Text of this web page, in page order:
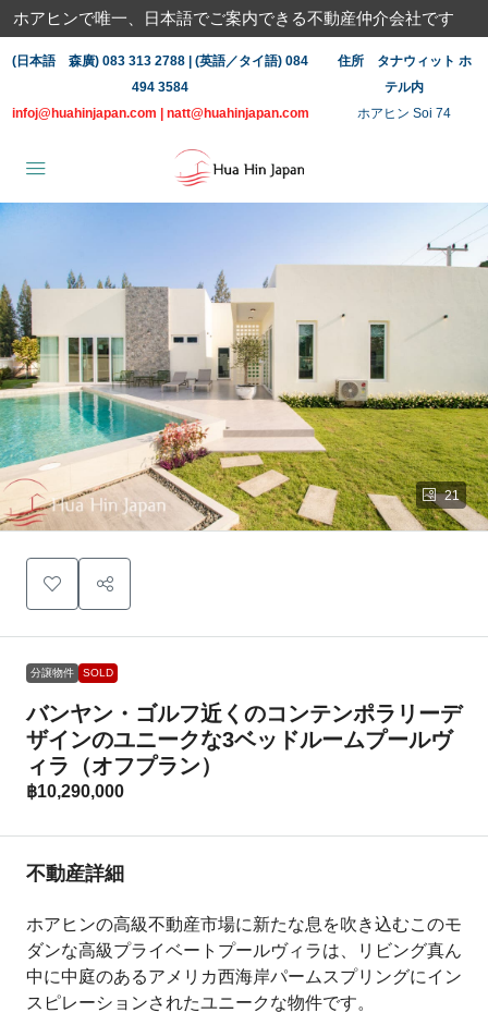
ホアヒンで唯一、日本語でご案内できる不動産仲介会社です
(日本語 森廣) 083 313 2788 | (英語／タイ語) 084
494 3584
infoj@huahinjapan.com
natt@huahinjapan.com
住所 タナウィット ホ
テル内
ホアヒン Soi 74
21
分譲物件 SOLD
バンヤン・ゴルフ近くのコンテンポラリーデ
ザインのユニークな3ベッドルームプールヴ
ィラ（オフプラン）
฿10,290,000
不動産詳細
ホアヒンの高級不動産市場に新たな息を吹き込むこのモ
ダンな高級プライベートプールヴィラは、リビング真ん
中に中庭のあるアメリカ西海岸パームスプリングにイン
スピレーションされたユニークな物件です。